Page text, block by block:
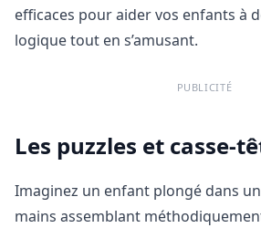
efficaces pour aider vos enfants à
logique tout en s’amusant.
PUBLICITÉ
Les puzzles et casse-
Imaginez un enfant plongé dans
mains assemblant